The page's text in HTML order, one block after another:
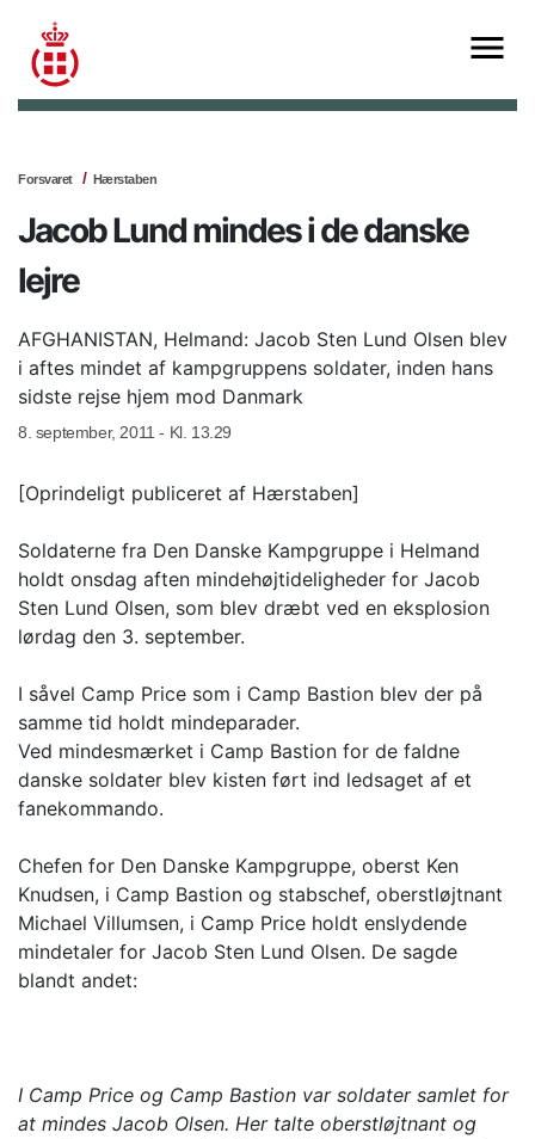
Forsvaret Hærstaben
Jacob Lund mindes i de danske
lejre
AFGHANISTAN, Helmand: Jacob Sten Lund Olsen blev
i aftes mindet af kampgruppens soldater, inden hans
sidste rejse hjem mod Danmark
8. september, 2011 - Kl. 13.29
[Oprindeligt publiceret af Hærstaben]
Soldaterne fra Den Danske Kampgruppe i Helmand
holdt onsdag aften mindehøjtideligheder for Jacob
Sten Lund Olsen, som blev dræbt ved en eksplosion
lørdag den 3. september.
I såvel Camp Price som i Camp Bastion blev der på
samme tid holdt mindeparader.
Ved mindesmærket i Camp Bastion for de faldne
danske soldater blev kisten ført ind ledsaget af et
fanekommando.
Chefen for Den Danske Kampgruppe, oberst Ken
Knudsen, i Camp Bastion og stabschef, oberstløjtnant
Michael Villumsen, i Camp Price holdt enslydende
mindetaler for Jacob Sten Lund Olsen. De sagde
blandt andet:
I Camp Price og Camp Bastion var soldater samlet for
at mindes Jacob Olsen. Her talte oberstløjtnant og